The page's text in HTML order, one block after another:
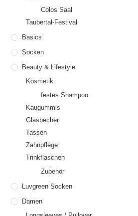
Colos Saal
Taubertal-Festival
Basics
Socken
Beauty & Lifestyle
Kosmetik
festes Shampoo
Kaugummis
Glasbecher
Tassen
Zahnpflege
Trinkflaschen
Zubehör
Luvgreen Socken
Damen